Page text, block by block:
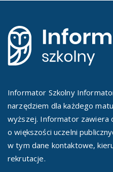
Informator Szkolny
narzędziem dla każdego
wyższej. Informator zawiera
o większości uczelni
w tym dane kontaktowe,
rekrutacje.